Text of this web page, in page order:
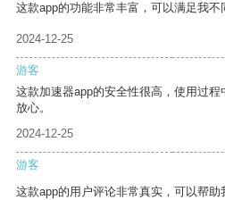
这款app的功能非常丰富，可以满足我不
2024-12-25
游客
这款加速器app的安全性很高，使用过
放心。
2024-12-25
游客
这款app的用户评论非常真实，可以帮助